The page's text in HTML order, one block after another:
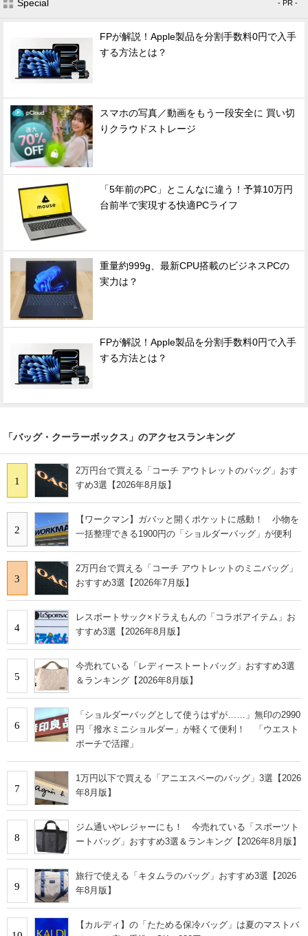
Special - PR -
FPが解説！Apple製品を分割手数料0円で入手
する方法とは？
スマホの写真／動画をもう一段安全に 買い切
りクラウドストレージ
「5年前のPC」とこんなに違う！予算10万円
台前半で実現する快適PCライフ
重量約999g、最新CPU搭載のビジネスPCの
実力は？
FPが解説！Apple製品を分割手数料0円で入手
する方法とは？
「バッグ・クーラーボックス」のアクセスランキング
1
2万円台で買える「コーチ アウトレットのバッグ」おす
すめ3選【2026年8月版】
2
【ワークマン】ガバッと開くポケットに感動！ 小物を
一括整理できる1900円の「ショルダーバッグ」が便利
3
2万円台で買える「コーチ アウトレットのミニバッグ」
おすすめ3選【2026年7月版】
4
レスポートサック×ドラえもんの「コラボアイテム」お
すすめ3選【2026年8月版】
5
今売れている「レディーストートバッグ」おすすめ3選
＆ランキング【2026年8月版】
6
「ショルダーバッグとして使うはずが……」無印の2990
円「撥水ミニショルダー」が軽くて便利！ 「ウエスト
ポーチで活躍」
7
1万円以下で買える「アニエスベーのバッグ」3選【2026
年8月版】
8
ジム通いやレジャーにも！ 今売れている「スポーツト
ートバッグ」おすすめ3選＆ランキング【2026年8月版】
9
旅行で使える「キタムラのバッグ」おすすめ3選【2026
年8月版】
【カルディ】の「たためる保冷バッグ」は夏のマストバ